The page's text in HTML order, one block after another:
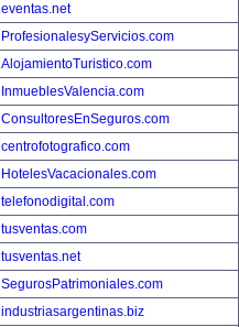
eventas.net
ProfesionalesyServicios.com
AlojamientoTuristico.com
InmueblesValencia.com
ConsultoresEnSeguros.com
centrofotografico.com
HotelesVacacionales.com
telefonodigital.com
tusventas.com
tusventas.net
SegurosPatrimoniales.com
industriasargentinas.biz